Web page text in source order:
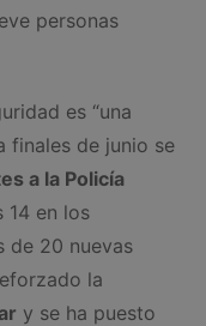
personas
es “una
finales de junio se
a la Policía
14 en los
de 20 nuevas
la
y se ha puesto